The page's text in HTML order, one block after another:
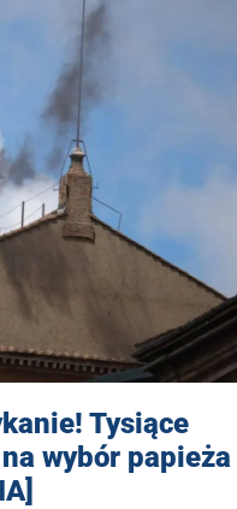
Tysiące
wybór papieża